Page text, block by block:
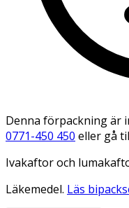
Denna förpackning är
0771-450 450 eller gå
Ivakaftor och
Läkemedel. Läs